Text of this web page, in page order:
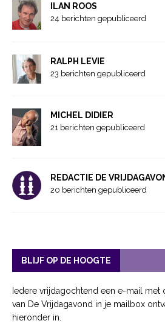
ILAN ROOS
24 berichten gepubliceerd
RALPH LEVIE
23 berichten gepubliceerd
MICHEL DIDIER
21 berichten gepubliceerd
REDACTIE DE
20 berichten gepubliceerd
BLIJF OP DE HOOGTE
Iedere vrijdagochtend een e-mail met
van De Vrijdagavond in je mailbox
hieronder in.